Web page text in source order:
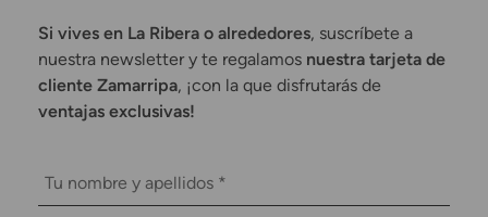
Si vives en La Ribera o alrededores, suscríbete a
nuestra newsletter y te regalamos nuestra tarjeta de
cliente Zamarripa, ¡con la que disfrutarás de
ventajas exclusivas!